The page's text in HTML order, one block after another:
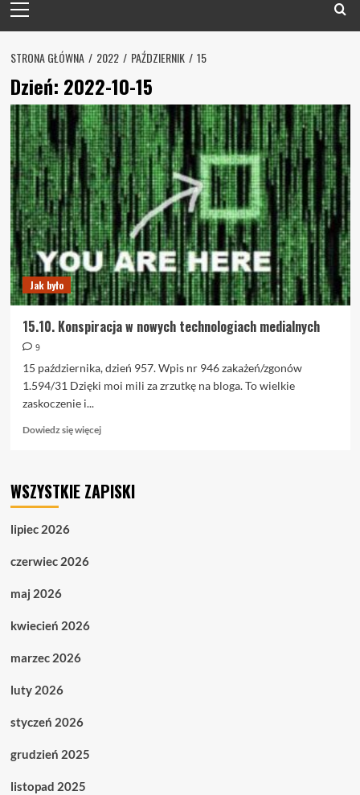
Menu
STRONA GŁÓWNA 2022 PAŹDZIERNIK 15
Dzień: 2022-10-15
Jak było
15.10. Konspiracja w nowych technologiach medialnych
9
15 października, dzień 957. Wpis nr 946 zakażeń/zgonów
1.594/31 Dzięki moi mili za zrzutkę na bloga. To wielkie
zaskoczenie i...
Dowiedz się więcejDowiedz
15.10.
WSZYSTKIE ZAPISKI
lipiec 2026
czerwiec 2026
maj 2026
kwiecień 2026
marzec 2026
luty 2026
styczeń 2026
grudzień 2025
listopad 2025